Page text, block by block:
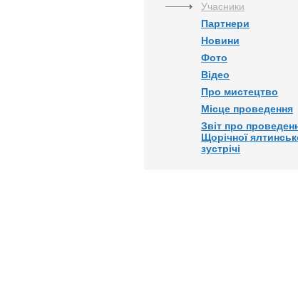
Учасники
Партнери
Новини
Фото
Відео
Про мистецтво
Місце проведення
Звіт про
Щорічної
зустрічі